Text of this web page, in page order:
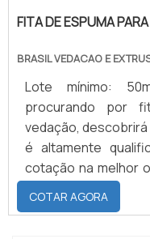
FITA DE ESPUMA
BRASIL VEDACAO E
Lote mínimo:
procurando por
vedação,
é altamente
cotação na melhor
descobrindo a
qualidade da área de
COTAR AGORA